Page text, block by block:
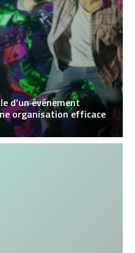
d’un événement
organisation efficace